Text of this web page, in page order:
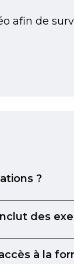
afin de
?
des
à la